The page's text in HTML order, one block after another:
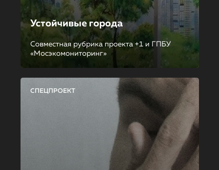
Устойчивые города
Совместная рубрика проекта +1 и ГПБУ
«Мосэкомониторинг»
СПЕЦПРОЕКТ